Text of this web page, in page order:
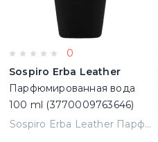
0
Sospiro Erba Leather
Парфюмированная вода
100 ml (3770009763646)
Sospiro Erba Leather Парфюмированная вода 100 ml (3770009763646)